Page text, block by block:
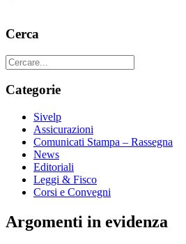
Cerca
Categorie
Sivelp
Assicurazioni
Comunicati Stampa – Rassegna
News
Editoriali
Leggi & Fisco
Corsi e Convegni
Argomenti in evidenza